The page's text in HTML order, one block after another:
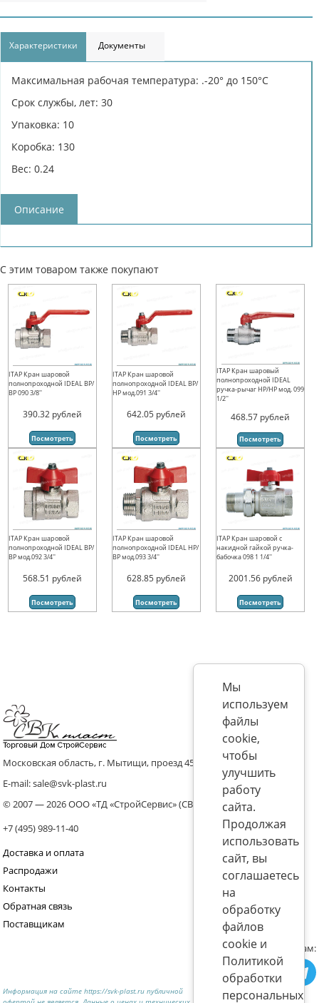
Характеристики Документы
Максимальная рабочая температура: .-20° до 150°С
Срок службы, лет: 30
Упаковка: 10
Коробка: 130
Вес: 0.24
Описание
С этим товаром также покупают
ITAP Кран шаровой
полнопроходной IDEAL ВР/
ВР 090 3/8''
390.32 рублей
Посмотреть
ITAP Кран шаровой
полнопроходной IDEAL ВР/
НР мод.091 3/4''
642.05 рублей
Посмотреть
ITAP Кран шаровый
полнопроходной IDEAL
ручка-рычаг НР/НР мод. 099
1/2''
468.57 рублей
Посмотреть
ITAP Кран шаровой
полнопроходной IDEAL ВР/
ВР мод.092 3/4''
568.51 рублей
Посмотреть
ITAP Кран шаровой
полнопроходной IDEAL НР/
ВР мод.093 3/4''
628.85 рублей
Посмотреть
ITAP Кран шаровой с
накидной гайкой ручка-
бабочка 098 1 1/4''
2001.56 рублей
Посмотреть
Московская область, г. Мытищи, проезд 4536 владение 8, стр.10
E-mail: sale@svk-plast.ru
© 2007 — 2026 ООО «ТД «СтройСервис» (СВК)
+7 (495) 989-11-40
Доставка и оплата
Распродажи
Контакты
Обратная связь
Поставщикам
Присоединяйтесь к нам:
Информация на сайте https://svk-plast.ru публичной
Мы
используем
файлы
cookie,
чтобы
улучшить
работу
сайта.
Продолжая
использовать
сайт, вы
соглашаетесь
на
обработку
файлов
cookie и
Политикой
обработки
персональных